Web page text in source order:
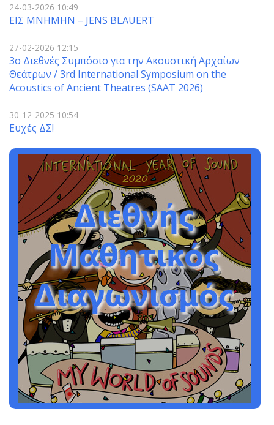
24-03-2026 10:49
ΕΙΣ ΜΝΗΜΗΝ – JENS BLAUERT
27-02-2026 12:15
3o Διεθνές Συμπόσιο για την Ακουστική Αρχαίων
Θεάτρων / 3rd International Symposium on the
Acoustics of Ancient Theatres (SAAT 2026)
30-12-2025 10:54
Ευχές ΔΣ!